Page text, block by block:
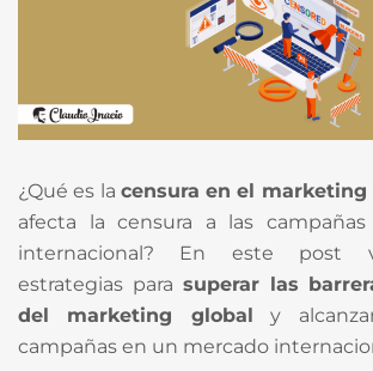
¿Qué es la censura en el marketing
afecta la censura a las
internacional? En este post
estrategias para superar las
del marketing global y
campañas en un mercado